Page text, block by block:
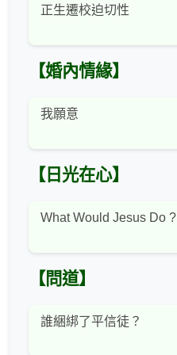
正生遷校迫切性
【婚內情緣】
我願意
【日光在心】
What Would Jesus Do ?
【問道】
誰綑綁了平信徒？